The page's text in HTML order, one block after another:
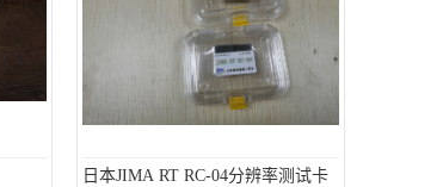
日本JIMA RT RC-04分辨率测试卡